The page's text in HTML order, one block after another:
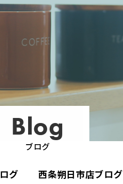
Blog
ブログ
グ 西条朔日市店ブログ